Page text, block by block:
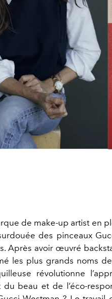
de make-up artist en
des pinceaux
Après avoir œuvré
les plus grands noms
révolutionne
du beau et de l’éco-